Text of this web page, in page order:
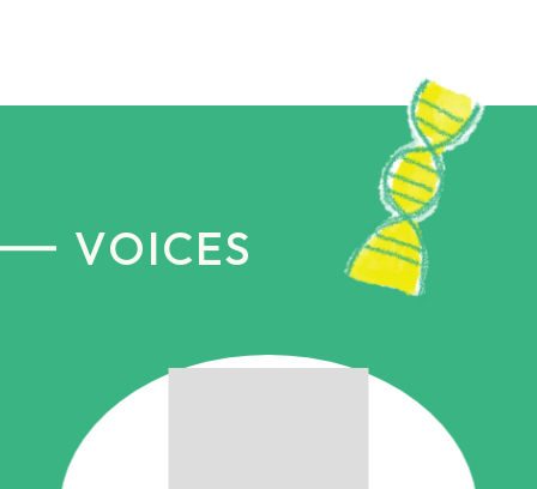
VOICES